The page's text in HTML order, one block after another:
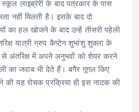
लाइब्रेरी के बाद पत्रकार के पास
नहीं मिलती है। इसके बाद दो
का हल खोजने के बाद उन्हें तीसरी पहेली
यात्री ग्रुप कैप्टेन शुभांशु शुक्ला के
से अंतरिक्ष में अपने अनुभवों को शेयर करने
का जवाब भी देते हैं। बगैर गूगल किए
की यह रोचक प्रक्रिया ही इस नाटक की